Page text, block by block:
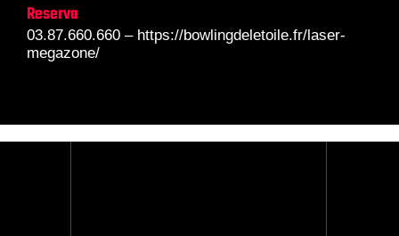
Reserva
03.87.660.660 – https://bowlingdeletoile.fr/laser-
megazone/